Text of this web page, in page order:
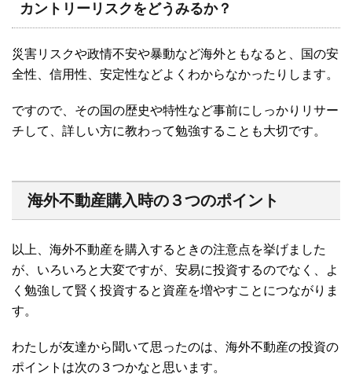
カントリーリスクをどうみるか？
災害リスクや政情不安や暴動など海外ともなると、国の安
全性、信用性、安定性などよくわからなかったりします。
ですので、その国の歴史や特性など事前にしっかりリサー
チして、詳しい方に教わって勉強することも大切です。
海外不動産購入時の３つのポイント
以上、海外不動産を購入するときの注意点を挙げました
が、いろいろと大変ですが、安易に投資するのでなく、よ
く勉強して賢く投資すると資産を増やすことにつながりま
す。
わたしが友達から聞いて思ったのは、海外不動産の投資の
ポイントは次の３つかなと思います。